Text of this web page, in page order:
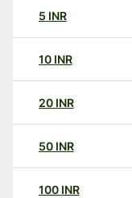
5 INR
10 INR
20 INR
50 INR
100 INR